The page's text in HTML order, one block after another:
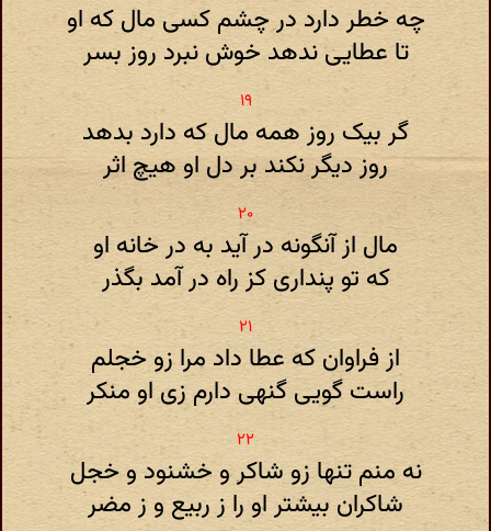
چه خطر دارد در چشم کسی مال که او
تا عطایی ندهد خوش نبرد روز بسر
گر بیک روز همه مال که دارد بدهد
روز دیگر نکند بر دل او هیچ اثر
مال از آنگونه در آید به در خانه او
که تو پنداری کز راه در آمد بگذر
از فراوان که عطا داد مرا زو خجلم
راست گویی گنهی دارم زی او منکر
نه منم تنها زو شاکر و خشنود و خجل
شاکران بیشتر او را ز ربیع و ز مضر